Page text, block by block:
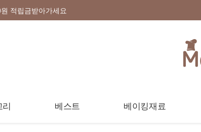
적립금받아가세요
베스트 베이킹재료